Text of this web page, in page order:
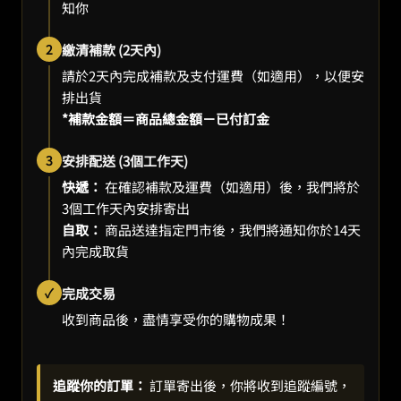
知你
2 繳清補款 (2天內)
請於2天內完成補款及支付運費（如適用），以便安
排出貨
*補款金額＝商品總金額－已付訂金
3 安排配送 (3個工作天)
快遞： 在確認補款及運費（如適用）後，我們將於
3個工作天內安排寄出
自取： 商品送達指定門市後，我們將通知你於14天
內完成取貨
✓ 完成交易
收到商品後，盡情享受你的購物成果！
追蹤你的訂單： 訂單寄出後，你將收到追蹤編號，